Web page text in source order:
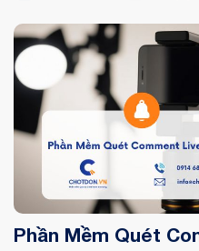
Phần Mềm Quét